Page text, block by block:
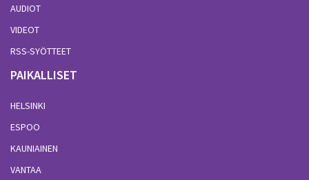
AUDIOT
VIDEOT
RSS-SYÖTTEET
PAIKALLISET
HELSINKI
ESPOO
KAUNIAINEN
VANTAA